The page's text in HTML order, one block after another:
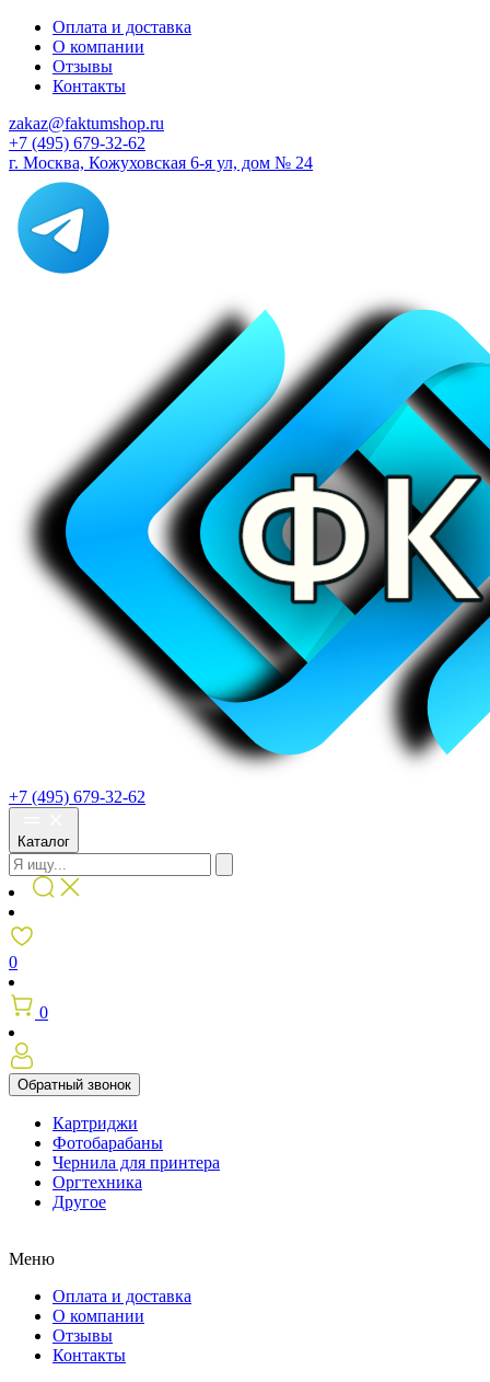
Оплата и доставка
О компании
Отзывы
Контакты
zakaz@faktumshop.ru
+7 (495) 679-32-62
г. Москва, Кожуховская 6-я ул, дом № 24
+7 (495) 679-32-62
Каталог
0
0
Обратный звонок
Картриджи
Фотобарабаны
Чернила для принтера
Оргтехника
Другое
Меню
Оплата и доставка
О компании
Отзывы
Контакты